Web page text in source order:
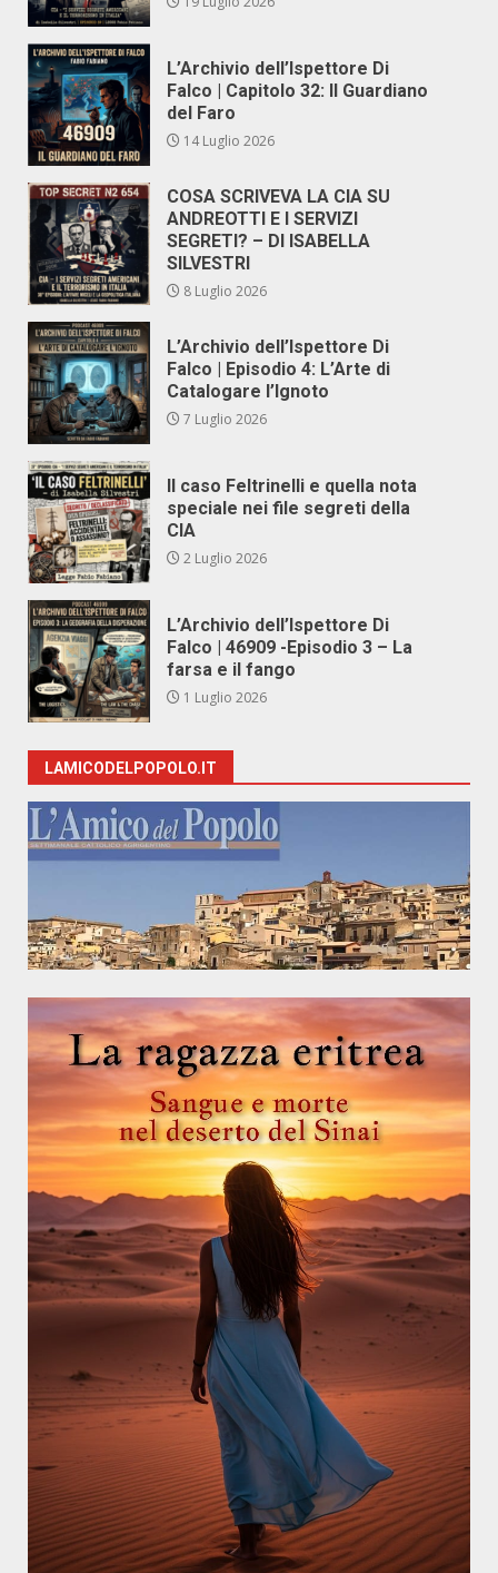
L’Archivio dell’Ispettore Di
Falco | Capitolo 32: Il Guardiano
del Faro
14 Luglio 2026
COSA SCRIVEVA LA CIA SU
ANDREOTTI E I SERVIZI
SEGRETI? – DI ISABELLA
SILVESTRI
8 Luglio 2026
L’Archivio dell’Ispettore Di
Falco | Episodio 4: L’Arte di
Catalogare l’Ignoto
7 Luglio 2026
Il caso Feltrinelli e quella nota
speciale nei file segreti della
CIA
2 Luglio 2026
L’Archivio dell’Ispettore Di
Falco | 46909 -Episodio 3 – La
farsa e il fango
1 Luglio 2026
LAMICODELPOPOLO.IT